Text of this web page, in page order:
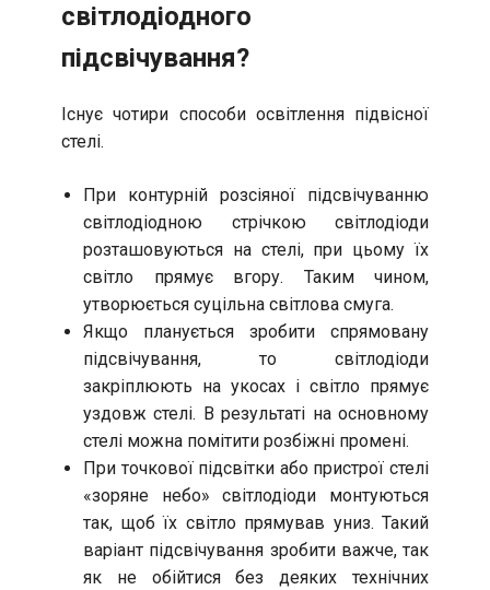
світлодіодного
підсвічування?
Існує чотири способи освітлення підвісної
стелі.
При контурній розсіяної підсвічуванню
світлодіодною стрічкою світлодіоди
розташовуються на стелі, при цьому їх
світло прямує вгору. Таким чином,
утворюється суцільна світлова смуга.
Якщо планується зробити спрямовану
підсвічування, то світлодіоди
закріплюють на укосах і світло прямує
уздовж стелі. В результаті на основному
стелі можна помітити розбіжні промені.
При точкової підсвітки або пристрої стелі
«зоряне небо» світлодіоди монтуються
так, щоб їх світло прямував униз. Такий
варіант підсвічування зробити важче, так
як не обійтися без деяких технічних